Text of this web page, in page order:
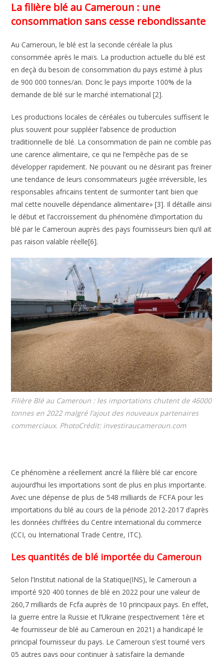
La filière blé au Cameroun : une
consommation sans cesse rebondissante
Au Cameroun, le blé est la seconde céréale la plus
consommée après le maïs. La production actuelle du blé est
en deçà du besoin de consommation du pays estimé à plus
de 900 000 tonnes/an. Donc le pays importe 100% de la
demande de blé sur le marché international [2].
Les productions locales de céréales ou tubercules suffisent le
plus souvent pour suppléer l’absence de production
traditionnelle de blé. La consommation de pain ne comble pas
une carence alimentaire, ce qui ne l’empêche pas de se
développer rapidement. Ne pouvant ou ne désirant pas freiner
une tendance de leurs consommateurs jugée irréversible, les
responsables africains tentent de surmonter tant bien que
mal cette nouvelle dépendance alimentaire» [3]. Il détaille ainsi
le début et l’accroissement du phénomène d’importation du
blé par le Cameroun auprès des pays fournisseurs bien qu’il ait
pas raison valable réelle[6].
Filière Blé au Cameroun : les importations chutent de 46000
tonnes en 2022 malgré l’ajout des nouveaux partenaires
commerciaux. PhotoCrédit: investiraucameroun.com
Ce phénomène a réellement ancré la filière blé car encore
aujourd’hui les importations sont de plus en plus importante.
Avec une dépense de plus de 548 milliards de FCFA pour les
importations du blé au cours de la période 2012-2017 d’après
les données chiffrées du Centre international du commerce
(CCI, ou International Trade Centre, ITC).
Les quantités de blé importée du Cameroun
Selon l’Institut national de la Statique(INS), le Cameroun a
importé 920 400 tonnes de blé en 2022 pour une valeur de
260,7 milliards de Fcfa auprès de 10 principaux pays. En effet,
la guerre entre la Russie et l’Ukraine (respectivement 1ère et
4e fournisseur de blé au Cameroun en 2021) a handicapé le
principal fournisseur du pays. Le Cameroun s’est tourné vers
05 autres pays pour continuer à satisfaire la demande